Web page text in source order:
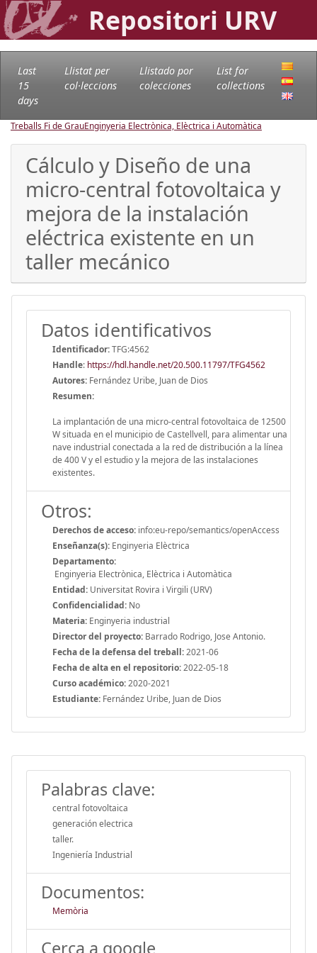
Repositori URV
Last
15
days
Llistat per
col·leccions
Llistado por
colecciones
List for
collections
Treballs Fi de GrauEnginyeria Electrònica, Elèctrica i Automàtica
Cálculo y Diseño de una
micro-central fotovoltaica y
mejora de la instalación
eléctrica existente en un
taller mecánico
Datos identificativos
Identificador:TFG:4562
Handle: https://hdl.handle.net/20.500.11797/TFG4562
Autores: Fernández Uribe, Juan de Dios
Resumen:
La implantación de una micro-central fotovoltaica de 12500
W situada en el municipio de Castellvell, para alimentar una
nave industrial conectada a la red de distribución a la línea
de 400 V y el estudio y la mejora de las instalaciones
existentes.
Otros:
Derechos de acceso: info:eu-repo/semantics/openAccess
Enseñanza(s): Enginyeria Elèctrica
Departamento:
Enginyeria Electrònica, Elèctrica i Automàtica
Entidad: Universitat Rovira i Virgili (URV)
Confidencialidad: No
Materia: Enginyeria industrial
Director del proyecto: Barrado Rodrigo, Jose Antonio.
Fecha de la defensa del treball:2021-06
Fecha de alta en el repositorio:2022-05-18
Curso académico:2020-2021
Estudiante: Fernández Uribe, Juan de Dios
Palabras clave:
central fotovoltaica
generación electrica
taller.
Ingeniería Industrial
Documentos:
Memòria
Cerca a google